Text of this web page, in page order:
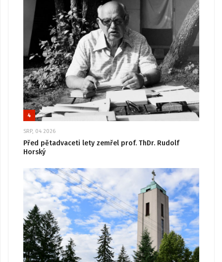
4
SRP, 04 2026
Před pětadvaceti lety zemřel prof. ThDr. Rudolf
Horský